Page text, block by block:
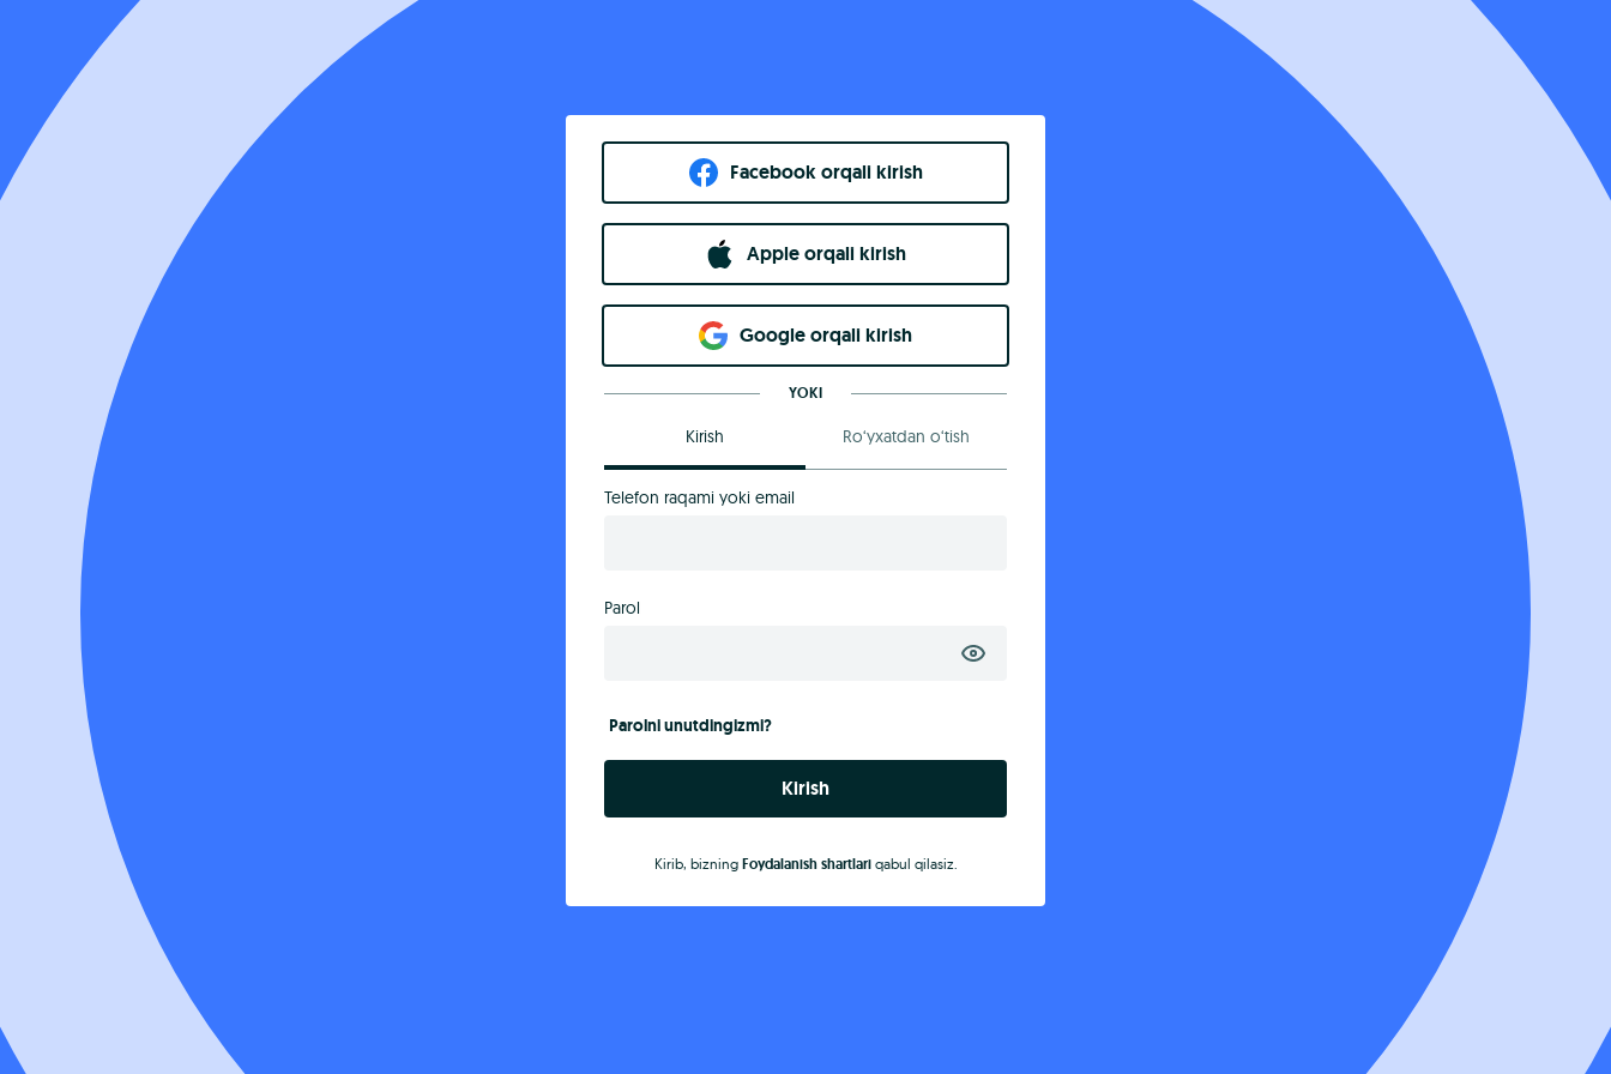
Facebook orqali kirish​
Apple orqali kirish
Goo​g​le orqali kirish
YOKI
Kirish Ro‘yxatdan o‘tish
Telefon raqami yoki email
Parol
Parolni unutdingizmi?
Kirish
Kirib, bizning Foydalanish shartlariqabul qilasiz.